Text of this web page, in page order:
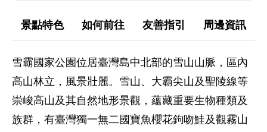
景點特色 如何前往 友善指引 周邊資訊
雪霸國家公園位居臺灣島中北部的雪山山脈，區內
高山林立，風景壯麗。雪山、大霸尖山及聖陵線等
崇峻高山及其自然地形景觀，蘊藏重要生物種類及
族群，有臺灣獨一無二國寶魚櫻花鉤吻鮭及觀霧山